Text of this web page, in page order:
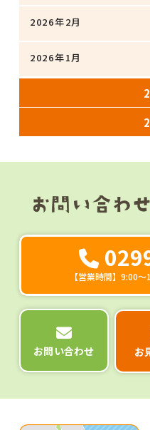
2026年2月
2026年1月
【営業時間】9:00
お問い合わせ お